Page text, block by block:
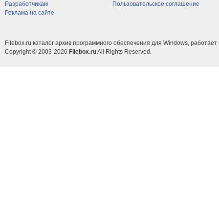
Разработчикам
Реклама на сайте
Пользовательское соглашение
Filebox.ru каталог архив программного обеспечения для Windows, работает
Copyright © 2003-2026 Filebox.ruAll Rights Reserved.